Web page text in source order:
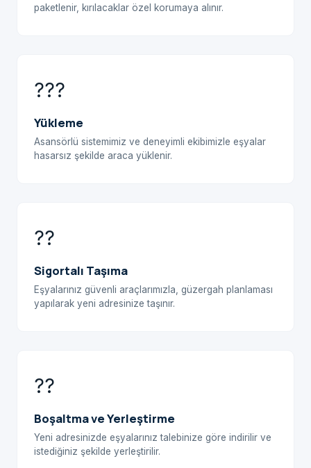
paketlenir, kırılacaklar özel korumaya alınır.
???
Yükleme
Asansörlü sistemimiz ve deneyimli ekibimizle eşyalar
hasarsız şekilde araca yüklenir.
??
Sigortalı Taşıma
Eşyalarınız güvenli araçlarımızla, güzergah planlaması
yapılarak yeni adresinize taşınır.
??
Boşaltma ve Yerleştirme
Yeni adresinizde eşyalarınız talebinize göre indirilir ve
istediğiniz şekilde yerleştirilir.